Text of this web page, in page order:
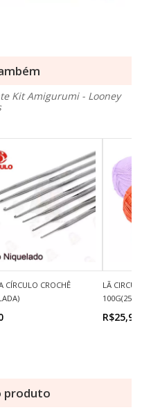
Kit Amigurumi - Looney
CÍRCULO CROCHÊ
LÃ
R$25,90
produto